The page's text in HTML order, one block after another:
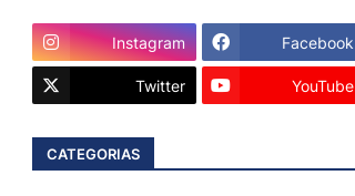
Instagram Facebook
Twitter YouTube
CATEGORIAS